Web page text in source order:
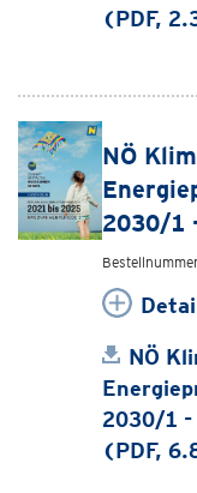
(PDF,
NÖ
2030/1
NÖ
2030/1 -
(PDF,